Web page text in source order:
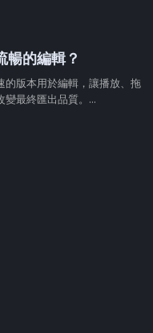
暢的編輯？
的版本用於編輯，讓播放、拖
變最終匯出品質。...